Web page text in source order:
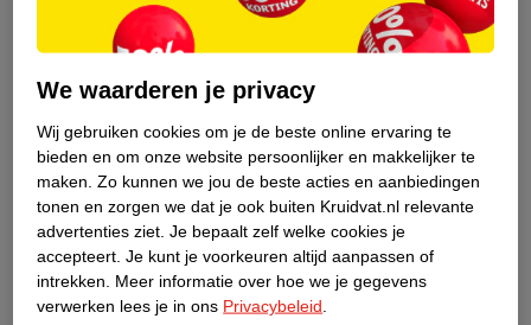
Kruidvat is een erkend specialist in
gezondheidsvraag ook is, stel hem aan
ons!
Stel je gezondheidsvraag
Ook in deze winkel
Kruidvat.nl ophaalpunt
We waarderen je privacy
Wij gebruiken cookies om je de beste online ervaring te
bieden en om onze website persoonlijker en makkelijker te
maken. Zo kunnen we jou de beste acties en aanbiedingen
tonen en zorgen we dat je ook buiten Kruidvat.nl relevante
advertenties ziet. Je bepaalt zelf welke cookies je
accepteert. Je kunt je voorkeuren altijd aanpassen of
intrekken.
Meer informatie over hoe we je gegevens
verwerken lees je in ons Privacybeleid